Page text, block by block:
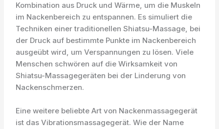
Kombination aus Druck und Wärme, um die Muskeln
im Nackenbereich zu entspannen. Es simuliert die
Techniken einer traditionellen Shiatsu-Massage, bei
der Druck auf bestimmte Punkte im Nackenbereich
ausgeübt wird, um Verspannungen zu lösen. Viele
Menschen schwören auf die Wirksamkeit von
Shiatsu-Massagegeräten bei der Linderung von
Nackenschmerzen.
Eine weitere beliebte Art von Nackenmassagegerät
ist das Vibrationsmassagegerät. Wie der Name